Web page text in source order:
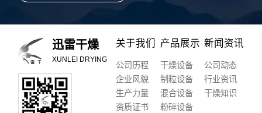
迅雷干燥
XUNLEI DRYING
关于我们
公司历程
企业风貌
生产力量
资质证书
产品展示
干燥设备
制粒设备
混合设备
粉碎设备
新闻资讯
公司动态
行业资讯
干燥知识